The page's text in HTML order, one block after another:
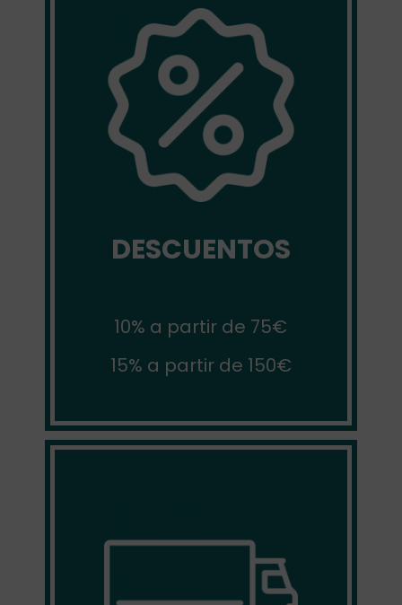
DESCUENTOS
10% a partir de 75€
15% a partir de 150€